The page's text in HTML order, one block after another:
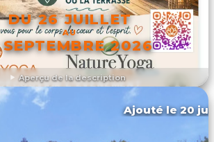
Aperçu de la description
DU 26 JUILLET
AU
2026
L'ÉVÉNEMENT
Ajouté le 20